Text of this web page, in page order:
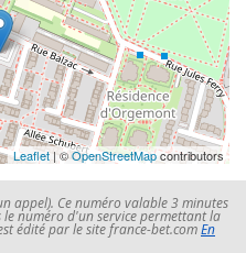
Leaflet | ©OpenStreetMapcontributors
appel). Ce numéro valable 3 minutes
numéro d'un service permettant la
édité par le site france-bet.comEn